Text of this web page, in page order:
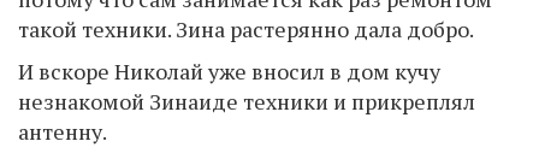
такой техники. Зина растерянно дала добро.
И вскоре Николай уже вносил в дом кучу
незнакомой Зинаиде техники и прикреплял
антенну.